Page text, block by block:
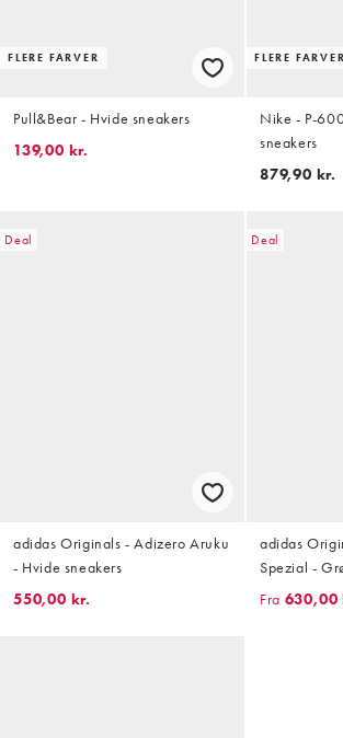
FLERE FARVER
Pull&Bear - Hvide sneakers
139,00 kr.
FLERE FARVER
Nike - P-
sneakers
879,90 kr.
Deal
adidas Originals - Adizero Aruku
- Hvide sneakers
550,00 kr.
Deal
adidas
Spezial -
sneakers
Fra 630,00